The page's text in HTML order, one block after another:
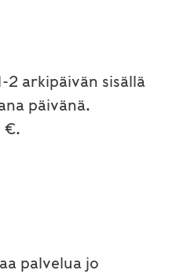
arkipäivän sisällä
päivänä.
€.
palvelua jo